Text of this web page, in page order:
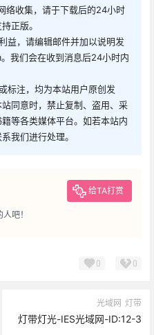
络收集，请于下载后的24小时
正版。
益，请编辑邮件并加以说明发
我们会在收到消息后24小时内
标注，均为本站用户原创发
同意时，禁止复制、盗用、采
等各类媒体平台。如若本站内
我们进行处理。
给TA打赏
吧！
0 0
光域网 灯带
灯带灯光-IES光域网-ID:12-3